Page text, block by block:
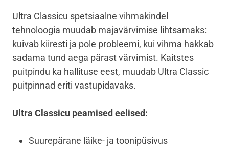
Ultra Classicu spetsiaalne vihmakindel
tehnoloogia muudab majavärvimise lihtsamaks:
kuivab kiiresti ja pole probleemi, kui vihma hakkab
sadama tund aega pärast värvimist. Kaitstes
puitpindu ka hallituse eest, muudab Ultra Classic
puitpinnad eriti vastupidavaks.
Ultra Classicu peamised eelised:
Suurepärane läike- ja toonipüsivus